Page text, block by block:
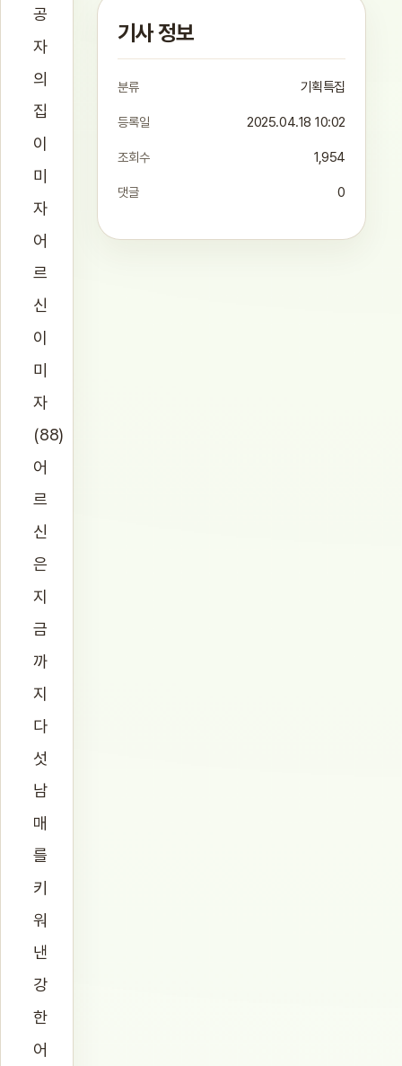
공
자
의
집
이
미
자
어
르
신
이
미
자
(88)
어
르
신
은
지
금
까
지
다
섯
남
매
를
키
워
낸
강
한
어
기사 정보
분류 기획특집
등록일 2025.04.18 10:02
조회수 1,954
댓글 0